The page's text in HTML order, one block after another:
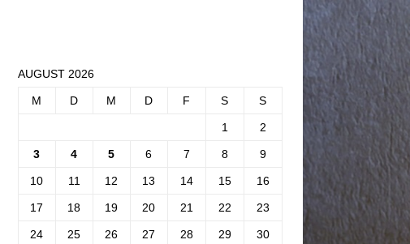
AUGUST 2026
M D M D F S S
1 2
3 4 5 6 7 8 9
10 11 12 13 14 15 16
17 18 19 20 21 22 23
24 25 26 27 28 29 30